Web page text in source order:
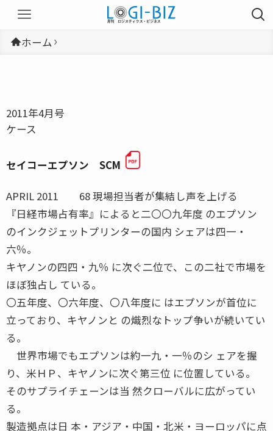
ホーム
2011年4月号
ケース
セイコーエプソン SCM
APRIL 2011 68 現場担当者が集結し声を上げる
『日経市場占有率』によると二〇〇九年度 のエプソン
のインクジェットプリンターの国内 シェアは四一・
六％。
キヤノンの四四・九％ に次ぐ二位で、この二社で市場を
ほぼ独占し ている。
〇五年度、〇六年度、〇八年度に はエプソンが首位に
立っており、キヤノンと の熾烈なトップ争いが続いてい
る。
世界市場でもエプソンは約一九・一％のシ ェアを握
り、米ＨＰ、キヤノンに次ぐ第三位 に位置している。
そのサプライチェーンは当 然クローバルに広がってい
る。
製造拠点は日 本・アジア・中国・北米・ヨーロッパに点